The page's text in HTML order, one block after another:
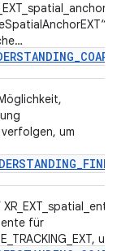
verfolgen, um
für
um...